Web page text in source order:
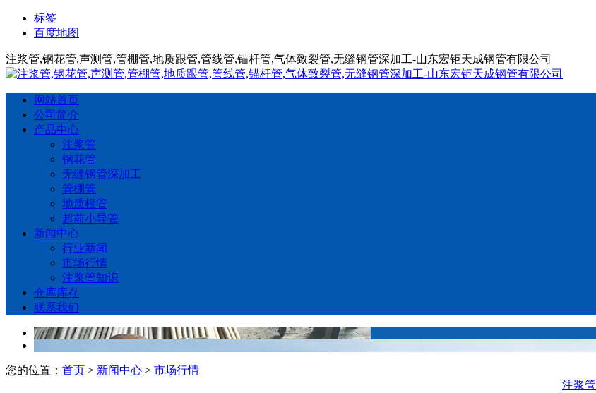
标签
百度地图
注浆管,钢花管,声测管,管棚管,地质跟管,管线管,锚杆管,气体致裂管,无缝钢管深加工-山东宏钜天成钢管有限公司
网站首页
公司简介
产品中心
注浆管
钢花管
无缝钢管深加工
管棚管
地质根管
超前小导管
新闻中心
行业新闻
市场行情
注浆管知识
仓库库存
联系我们
您的位置： 首页 > 新闻中心 > 市场行情
注浆管